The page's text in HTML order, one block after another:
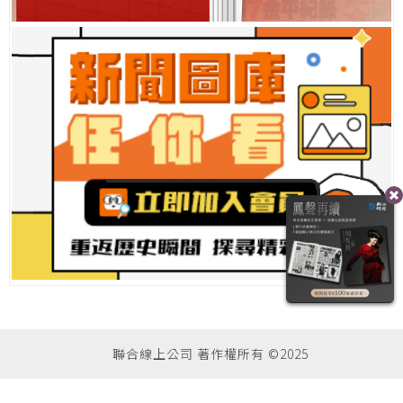
聯合線上公司 著作權所有 ©2025